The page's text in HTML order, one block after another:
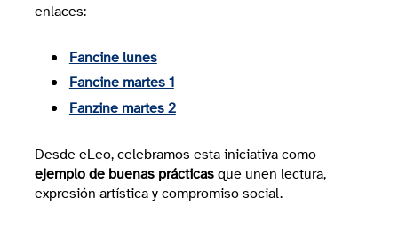
enlaces:
Fancine lunes
Fancine martes 1
Fanzine martes 2
Desde eLeo, celebramos esta iniciativa como
ejemplo de buenas prácticas que unen lectura,
expresión artística y compromiso social.